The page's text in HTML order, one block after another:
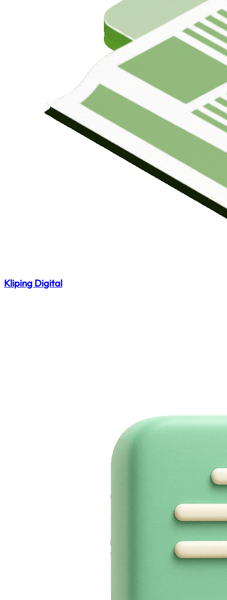
Kliping Digital